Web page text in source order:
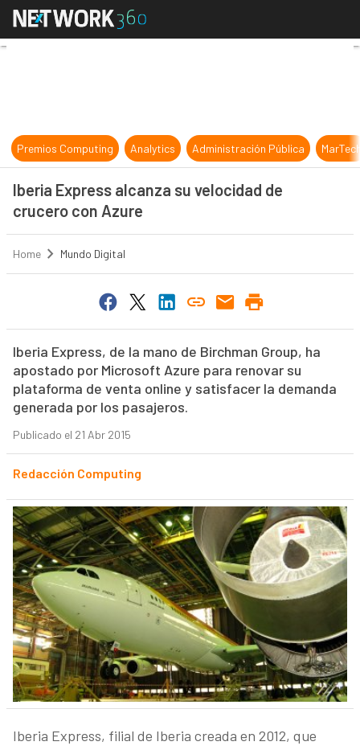
Iberia Express alcanza su
Premios Computing Analytics Administración Pública
Iberia Express alcanza su velocidad de
crucero con Azure
Home Mundo Digital
Iberia Express, de la mano de Birchman Group, ha
apostado por Microsoft Azure para renovar su
plataforma de venta online y satisfacer la demanda
generada por los pasajeros.
Publicado el 21 Abr 2015
Redacción Computing
Iberia Express, filial de Iberia creada en 2012, que